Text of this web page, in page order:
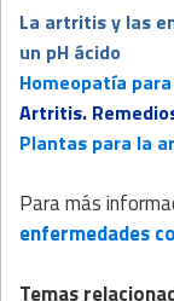
La artritis y las
un pH ácido
Homeopatía
Artritis.
Plantas para la
Para más
enfermedades
Temas